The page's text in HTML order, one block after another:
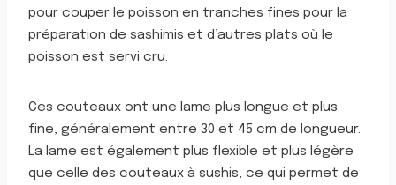
pour couper le poisson en tranches fines pour la
préparation de sashimis et d’autres plats où le
poisson est servi cru.
Ces couteaux ont une lame plus longue et plus
fine, généralement entre 30 et 45 cm de longueur.
La lame est également plus flexible et plus légère
que celle des couteaux à sushis, ce qui permet de